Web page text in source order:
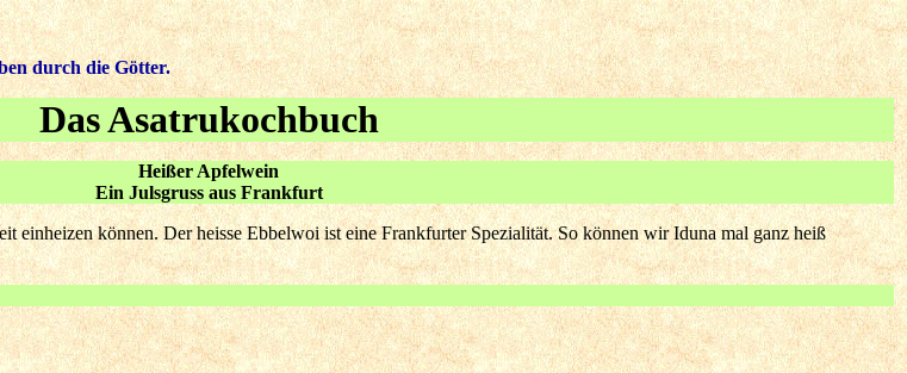
durch die Götter.
Das Asatrukochbuch
Heißer Apfelwein
Ein Julsgruss aus Frankfurt
einheizen können. Der heisse Ebbelwoi ist eine Frankfurter Spezialität. So können wir Iduna mal ganz heiß